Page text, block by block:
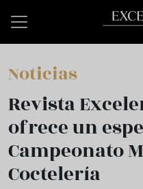
Noticias
Revista
ofrece un
Campeonato
Coctelería